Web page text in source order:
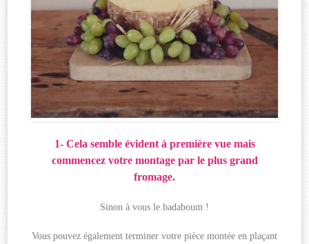
1- Cela semble évident à première vue mais
commencez votre montage par le plus grand
fromage.
Sinon à vous le badaboum !
Vous pouvez également terminer votre pièce montée en plaçant